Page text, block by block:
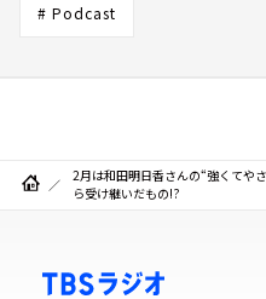
# Podcast
2月は和田明日香さんの“強くてや
ら受け継いだもの!?